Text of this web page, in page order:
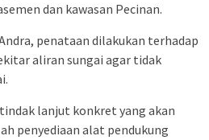
dan kawasan Pecinan.
penataan dilakukan terhadap
aliran sungai agar tidak
lanjut konkret yang akan
penyediaan alat pendukung